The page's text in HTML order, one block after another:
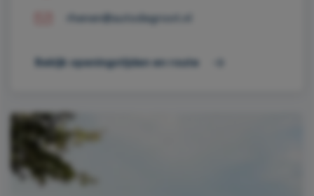
rhenen@autodegroot.nl
Bekijk openingstijden en route